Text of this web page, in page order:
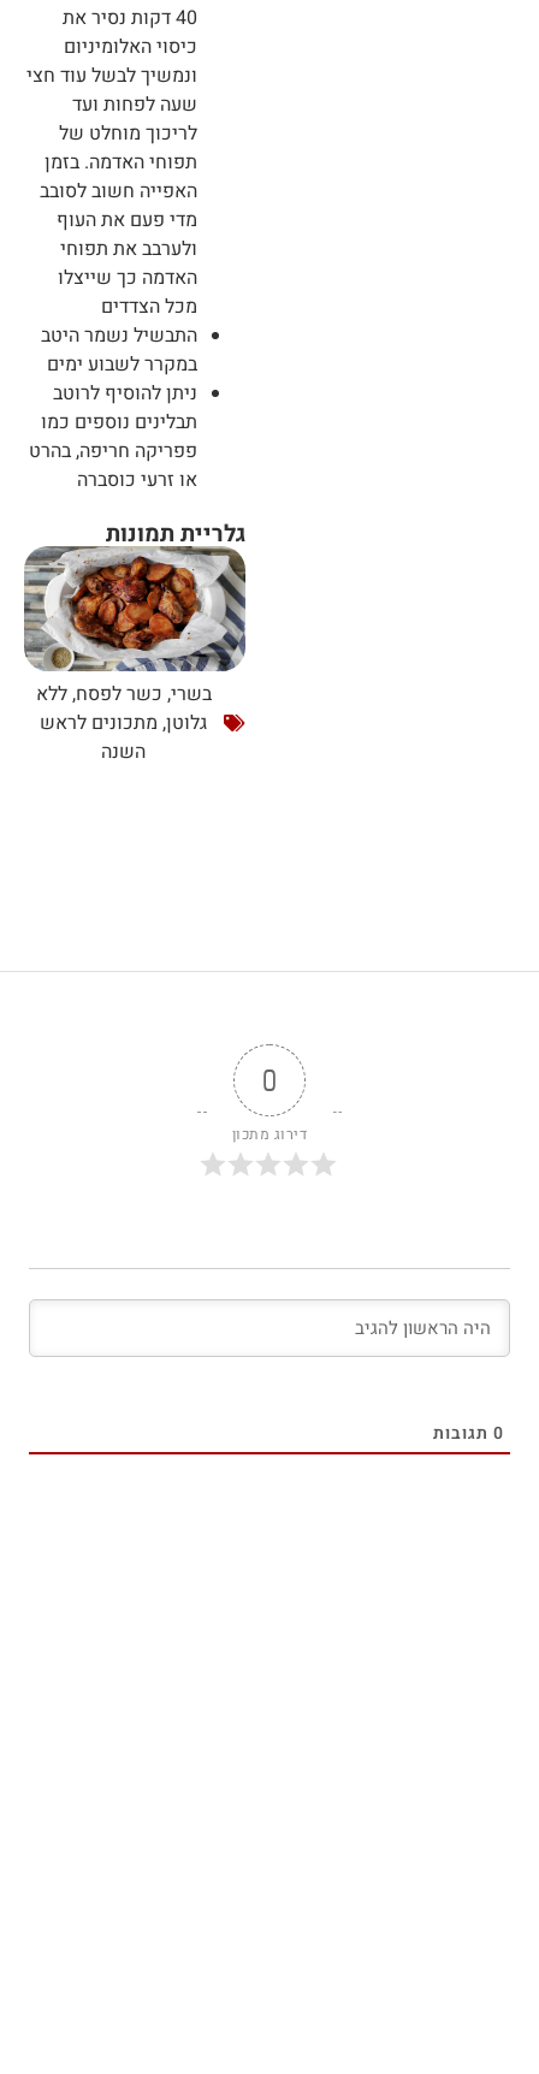
40 דקות נסיר את
כיסוי האלומיניום
ונמשיך לבשל עוד חצי
שעה לפחות ועד
לריכוך מוחלט של
תפוחי האדמה. בזמן
האפייה חשוב לסובב
מדי פעם את העוף
ולערבב את תפוחי
האדמה כך שייצלו
מכל הצדדים
התבשיל נשמר היטב
במקרר לשבוע ימים
ניתן להוסיף לרוטב
תבלינים נוספים כמו
פפריקה חריפה, בהרט
או זרעי כוסברה
גלריית תמונות
בשרי, כשר לפסח,ללא
גלוטן, מתכונים לראש
השנה
0
דירוג מתכון
0תגובות